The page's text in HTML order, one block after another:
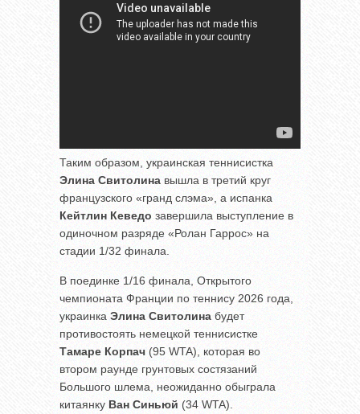
Таким образом, украинская теннисистка
Элина Свитолина вышла в третий круг
французского «гранд слэма», а испанка
Кейтлин Кеведо завершила выступление в
одиночном разряде «Ролан Гаррос» на
стадии 1/32 финала.
В поединке 1/16 финала, Открытого
чемпионата Франции по теннису 2026 года,
украинка Элина Свитолина будет
противостоять немецкой теннисистке
Тамаре Корпач (95 WTA), которая во
втором раунде грунтовых состязаний
Большого шлема, неожиданно обыграла
китаянку Ван Синьюй (34 WTA).